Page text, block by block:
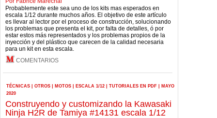
Probablemente este sea uno de los kits mas esperados en
escala 1/12 durante muchos años. El objetivo de este artículo
es llevar al lector por el proceso de construcción, solucionando
los problemas que presenta el kit, por falta de detalles, ó por
estar estos más representados y los problemas propios de la
inyección y del plástico que carecen de la calidad necesaria
para un kit en esta escala.
COMENTARIOS
TÉCNICAS OTROS MOTOS ESCALA 1/12 TUTORIALES EN PDF
MAYO
2020
Construyendo y customizando la Kawasaki
Ninja H2R de Tamiya #14131 escala 1/12